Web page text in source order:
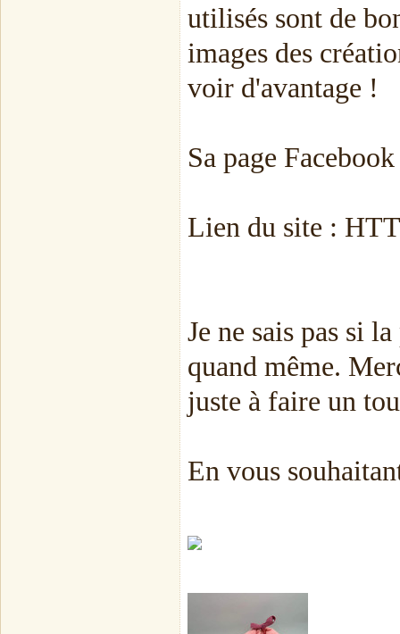
utilisés sont de
images des
voir d'avantage !
Sa page
Lien du site :
Je ne sais pas si
quand même.
juste à faire un
En vous